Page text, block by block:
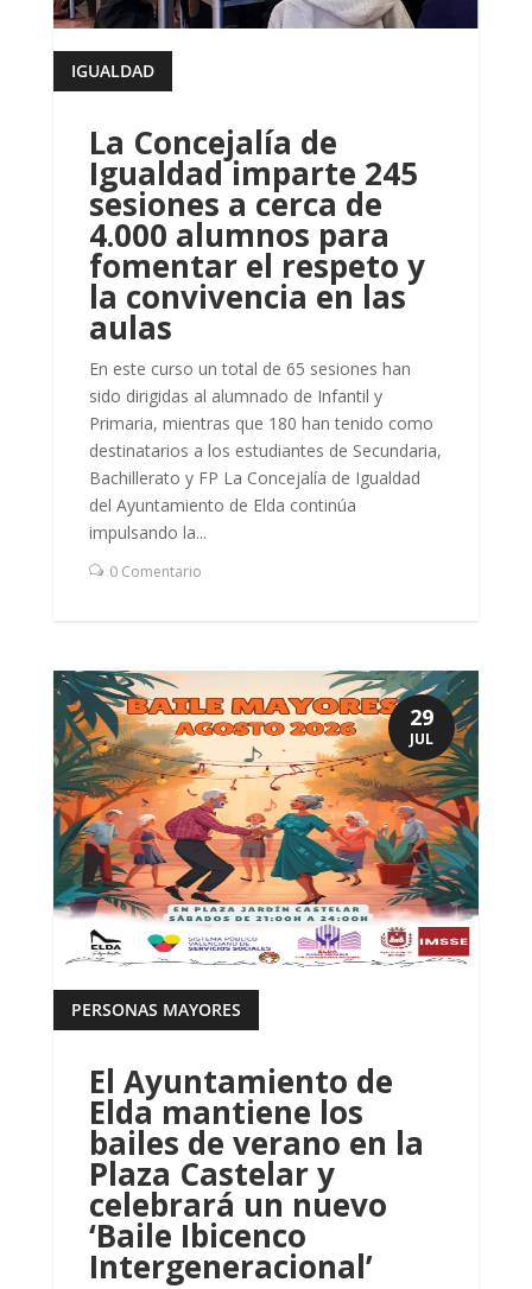
leer más
La Concejalía de
Igualdad imparte 245
sesiones a cerca de
4.000 alumnos para
fomentar el respeto y
la convivencia en las
aulas
IGUALDAD
En este curso un total de 65 sesiones han
sido dirigidas al alumnado de Infantil y
Primaria, mientras que 180 han tenido como
destinatarios a los estudiantes de Secundaria,
Bachillerato y FP La Concejalía de Igualdad
del Ayuntamiento de Elda continúa
impulsando la...
0 Comentario
leer más
El Ayuntamiento de
Elda mantiene los
bailes de verano en la
Plaza Castelar y
celebrará un nuevo
‘Baile Ibicenco
Intergeneracional’
PERSONAS MAYORES
29
JUL